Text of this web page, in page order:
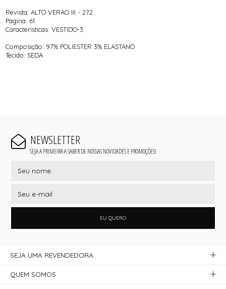
Revista: ALTO VERAO III - 272
Pagina: 61
Caracteristicas: VESTIDO-3
Composição: 97% POLIESTER 3% ELASTANO
Tecido: SEDA
NEWSLETTER
SEJA A PRIMEIRA A SABER DE NOSSAS NOVIDADES E PROMOÇÕES!
EU QUERO
SEJA UMA REVENDEDORA
QUEM SOMOS